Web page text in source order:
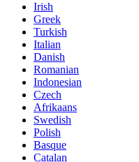
Irish
Greek
Turkish
Italian
Danish
Romanian
Indonesian
Czech
Afrikaans
Swedish
Polish
Basque
Catalan